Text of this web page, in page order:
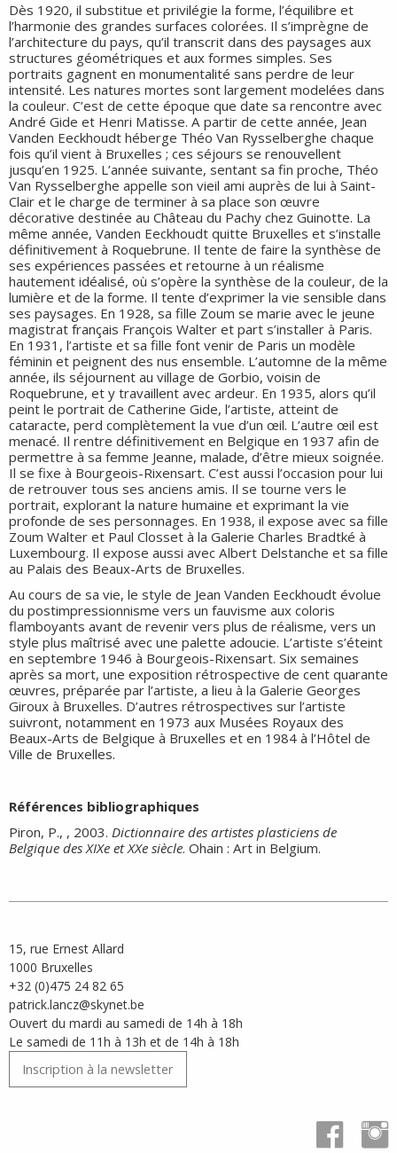
Dès 1920, il substitue et privilégie la forme, l’équilibre et
l’harmonie des grandes surfaces colorées. Il s’imprègne de
l’architecture du pays, qu’il transcrit dans des paysages aux
structures géométriques et aux formes simples. Ses
portraits gagnent en monumentalité sans perdre de leur
intensité. Les natures mortes sont largement modelées dans
la couleur. C’est de cette époque que date sa rencontre avec
André Gide et Henri Matisse. A partir de cette année, Jean
Vanden Eeckhoudt héberge Théo Van Rysselberghe chaque
fois qu’il vient à Bruxelles ; ces séjours se renouvellent
jusqu’en 1925. L’année suivante, sentant sa fin proche, Théo
Van Rysselberghe appelle son vieil ami auprès de lui à Saint-
Clair et le charge de terminer à sa place son œuvre
décorative destinée au Château du Pachy chez Guinotte. La
même année, Vanden Eeckhoudt quitte Bruxelles et s’installe
définitivement à Roquebrune. Il tente de faire la synthèse de
ses expériences passées et retourne à un réalisme
hautement idéalisé, où s’opère la synthèse de la couleur, de la
lumière et de la forme. Il tente d’exprimer la vie sensible dans
ses paysages. En 1928, sa fille Zoum se marie avec le jeune
magistrat français François Walter et part s’installer à Paris.
En 1931, l’artiste et sa fille font venir de Paris un modèle
féminin et peignent des nus ensemble. L’automne de la même
année, ils séjournent au village de Gorbio, voisin de
Roquebrune, et y travaillent avec ardeur. En 1935, alors qu’il
peint le portrait de Catherine Gide, l’artiste, atteint de
cataracte, perd complètement la vue d’un œil. L’autre œil est
menacé. Il rentre définitivement en Belgique en 1937 afin de
permettre à sa femme Jeanne, malade, d’être mieux soignée.
Il se fixe à Bourgeois-Rixensart. C’est aussi l’occasion pour lui
de retrouver tous ses anciens amis. Il se tourne vers le
portrait, explorant la nature humaine et exprimant la vie
profonde de ses personnages. En 1938, il expose avec sa fille
Zoum Walter et Paul Closset à la Galerie Charles Bradtké à
Luxembourg. Il expose aussi avec Albert Delstanche et sa fille
au Palais des Beaux-Arts de Bruxelles.
Au cours de sa vie, le style de Jean Vanden Eeckhoudt évolue
du postimpressionnisme vers un fauvisme aux coloris
flamboyants avant de revenir vers plus de réalisme, vers un
style plus maîtrisé avec une palette adoucie. L’artiste s’éteint
en septembre 1946 à Bourgeois-Rixensart. Six semaines
après sa mort, une exposition rétrospective de cent quarante
œuvres, préparée par l’artiste, a lieu à la Galerie Georges
Giroux à Bruxelles. D’autres rétrospectives sur l’artiste
suivront, notamment en 1973 aux Musées Royaux des
Beaux-Arts de Belgique à Bruxelles et en 1984 à l’Hôtel de
Ville de Bruxelles.
Références bibliographiques
Piron, P., , 2003. Dictionnaire des artistes plasticiens de
Belgique des XIXe et XXe siècle. Ohain : Art in Belgium.
15, rue Ernest Allard
1000 Bruxelles
+32 (0)475 24 82 65
patrick.lancz@skynet.be
Ouvert du mardi au samedi de 14h à 18h
Le samedi de 11h à 13h et de 14h à 18h
Inscription à la newsletter